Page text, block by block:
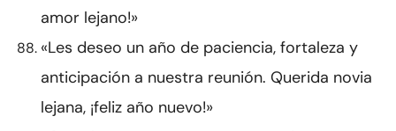
amor lejano!»
«Les deseo un año de paciencia, fortaleza y
anticipación a nuestra reunión. Querida novia
lejana, ¡feliz año nuevo!»